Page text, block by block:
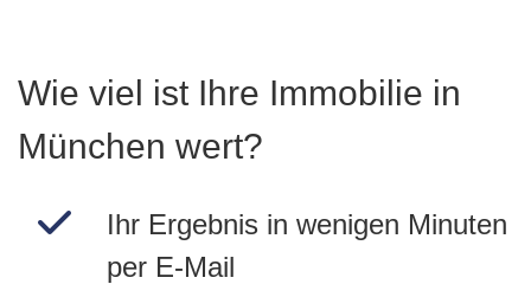
Wie viel ist Ihre Immobilie in
München wert?
Ihr Ergebnis in wenigen Minuten
per E-Mail